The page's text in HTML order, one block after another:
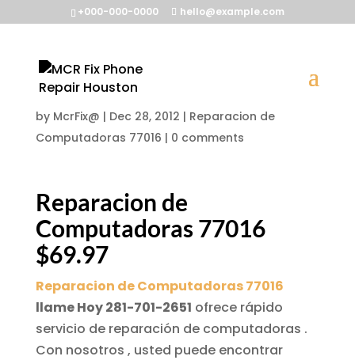
+000-000-0000 hello@example.com
Reparacion de
Computadoras 77016
by McrFix@ | Dec 28, 2012 | Reparacion de
Computadoras 77016 | 0 comments
Reparacion de
Computadoras 77016
$69.97
Reparacion de Computadoras 77016
llame Hoy 281-701-2651 ofrece rápido
servicio de reparación de computadoras .
Con nosotros , usted puede encontrar